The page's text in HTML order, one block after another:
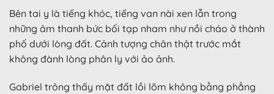
Bên tai y là tiếng khóc, tiếng van nài xen lẫn trong
những âm thanh bức bối tạp nham như nồi cháo ở thành
phố dưới lòng đất. Cảnh tượng chân thật trước mắt
không đành lòng phân ly với ảo ảnh.
Gabriel trông thấy mặt đất lồi lõm không bằng phẳng